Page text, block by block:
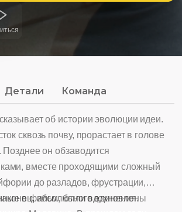
Детали Команда
об истории эволюции идеи.
сквозь почву, прорастает в голове
Позднее он обзаводится
вместе проходящими сложный
до разладов, фрустрации,
абсолютного единения.
в фильм, были вдохновлены